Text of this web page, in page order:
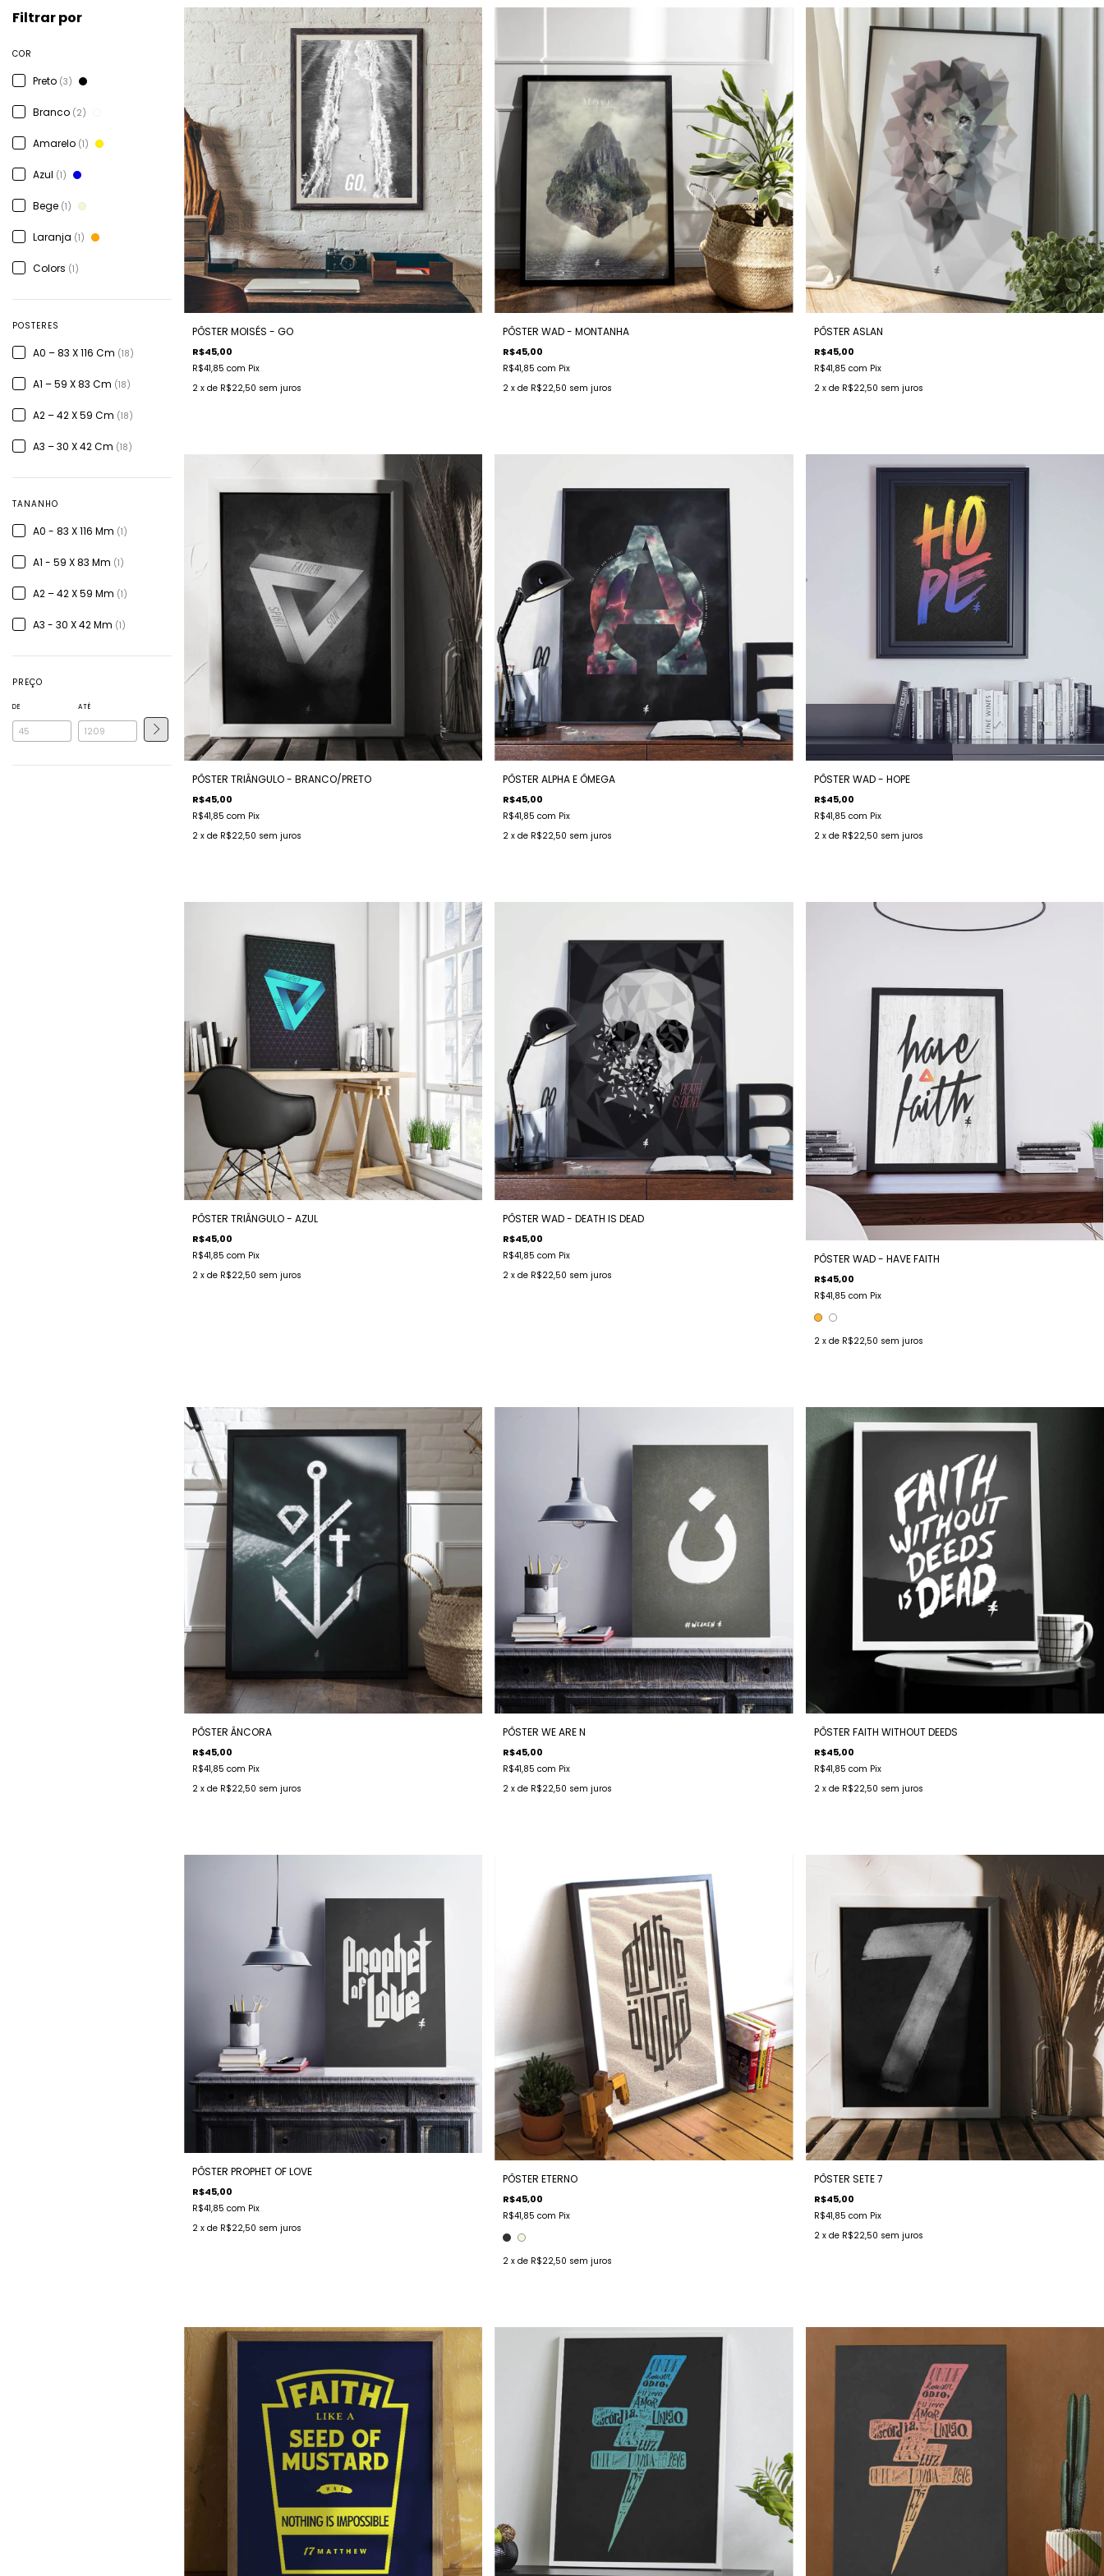
Filtrar por
COR
Preto (3)
Branco (2)
Amarelo (1)
Azul (1)
Bege (1)
Laranja (1)
Colors (1)
POSTERES
A0 – 83 X 116 Cm (18)
A1 – 59 X 83 Cm (18)
A2 – 42 X 59 Cm (18)
A3 – 30 X 42 Cm (18)
TANANHO
A0 - 83 X 116 Mm (1)
A1 - 59 X 83 Mm (1)
A2 – 42 X 59 Mm (1)
A3 - 30 X 42 Mm (1)
PREÇO
DE ATÉ
PÔSTER MOISÉS - GO
R$45,00
R$41,85 com Pix
2 x de R$22,50 sem juros
PÔSTER WAD - MONTANHA
R$45,00
R$41,85com Pix
2 x de R$22,50 sem juros
PÔSTER ASLAN
R$45,00
R$41,85 com Pix
2 x de R$22,50 sem juros
PÔSTER TRIÂNGULO - BRANCO/PRETO
R$45,00
R$41,85 com Pix
2 x de R$22,50 sem juros
PÔSTER ALPHA E ÔMEGA
R$45,00
R$41,85com Pix
2 x de R$22,50 sem juros
PÔSTER WAD - HOPE
R$45,00
R$41,85 com Pix
2 x de R$22,50 sem juros
PÔSTER TRIÂNGULO - AZUL
R$45,00
R$41,85 com Pix
2 x de R$22,50 sem juros
PÔSTER WAD - DEATH IS DEAD
R$45,00
R$41,85com Pix
2 x de R$22,50 sem juros
PÔSTER WAD - HAVE FAITH
R$45,00
R$41,85 com Pix
2 x de R$22,50 sem juros
PÔSTER ÂNCORA
R$45,00
R$41,85 com Pix
2 x de R$22,50 sem juros
PÔSTER WE ARE N
R$45,00
R$41,85com Pix
2 x de R$22,50 sem juros
PÔSTER FAITH WITHOUT DEEDS
R$45,00
R$41,85 com Pix
2 x de R$22,50 sem juros
PÔSTER PROPHET OF LOVE
R$45,00
R$41,85 com Pix
2 x de R$22,50 sem juros
PÔSTER ETERNO
R$45,00
R$41,85com Pix
2 x de R$22,50 sem juros
PÔSTER SETE 7
R$45,00
R$41,85 com Pix
2 x de R$22,50 sem juros